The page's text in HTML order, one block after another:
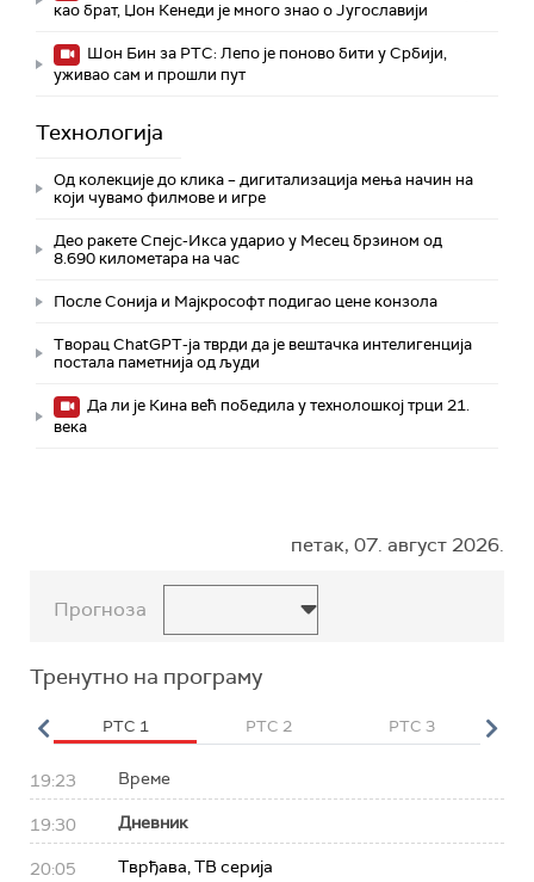
као брат, Џон Кенеди је много знао о Југославији
Шон Бин за РТС: Лепо је поново бити у Србији,
уживао сам и прошли пут
Технологијa
Од колекције до клика – дигитализација мења начин на
који чувамо филмове и игре
Део ракете Спејс-Икса ударио у Месец брзином од
8.690 километара на час
После Сонија и Мајкрософт подигао цене конзола
Творац ChatGPT-ја тврди да је вештачка интелигенција
постала паметнија од људи
Да ли је Кина већ победила у технолошкој трци 21.
века
петак, 07. август 2026.
Прогноза
Тренутно на програму
РТС 1 РТС 2 РТС 3
19:23 Време
19:30 Дневник
20:05 Тврђава, ТВ серија